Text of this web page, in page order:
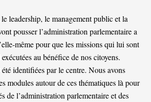
leadership, le management public et la
pousser l’administration parlementaire a
même pour que les missions qui lui sont
au bénéfice de nos citoyens.
identifiées par le centre. Nous avons
modules autour de ces thématiques là pour
de l’administration parlementaire et des